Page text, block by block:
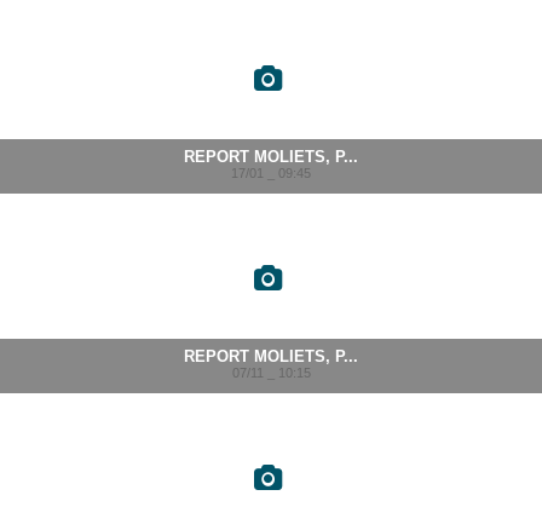
REPORT MOLIETS, P...
17/01 _ 09:45
REPORT MOLIETS, P...
07/11 _ 10:15